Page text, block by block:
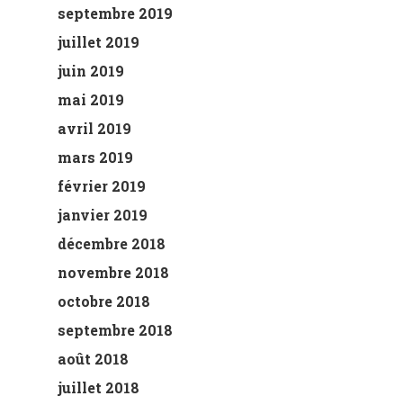
septembre 2019
juillet 2019
juin 2019
mai 2019
avril 2019
mars 2019
février 2019
janvier 2019
décembre 2018
novembre 2018
octobre 2018
septembre 2018
août 2018
juillet 2018